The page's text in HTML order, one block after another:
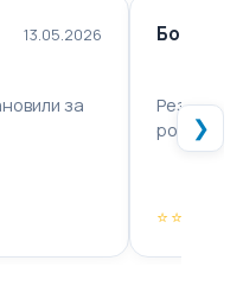
13.05.2026
за
Борис М.
ровный,
⭐⭐⭐⭐⭐⭐
❯